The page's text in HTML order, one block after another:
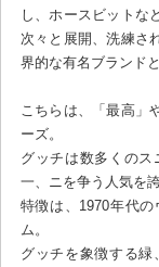
し、ホースビットな
次々と展開、洗練さ
界的な有名ブランド
こちらは、「最高」
ーズ。
グッチは数多くの
一、ニを争う人気を
特徴は、1970年代
ム。
グッチを象徴する